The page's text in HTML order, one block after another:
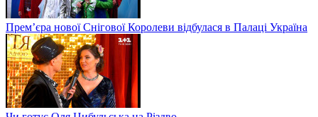
Прем’єра нової Снігової Королеви відбулася в Палаці Україна